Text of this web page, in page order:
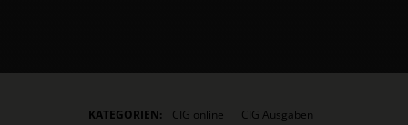
KATEGORIEN: CIG online CIG Ausgaben